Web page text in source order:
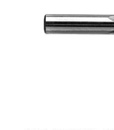
ZOOM